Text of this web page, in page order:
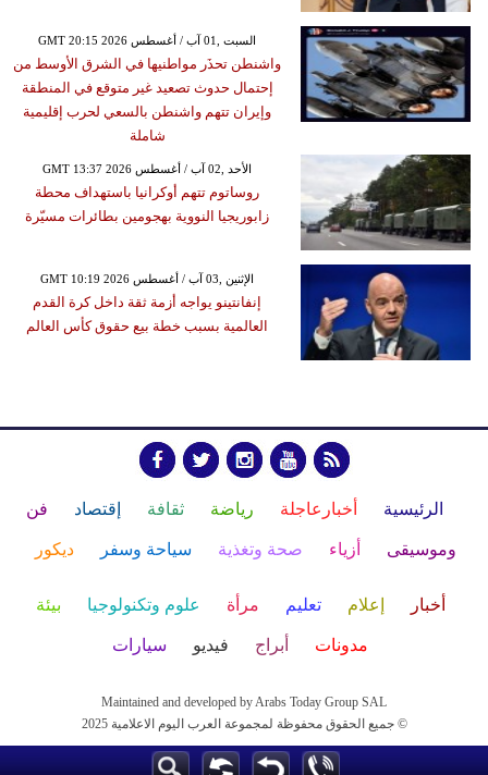
GMT 20:15 2026 السبت ,01 آب / أغسطس
واشنطن تحذَر مواطنيها في الشرق الأوسط من
إحتمال حدوث تصعيد غير متوقع في المنطقة
وإيران تتهم واشنطن بالسعي لحرب إقليمية
شاملة
GMT 13:37 2026 الأحد ,02 آب / أغسطس
روساتوم تتهم أوكرانيا باستهداف محطة
زابوريجيا النووية بهجومين بطائرات مسيّرة
GMT 10:19 2026 الإثنين ,03 آب / أغسطس
إنفانتينو يواجه أزمة ثقة داخل كرة القدم
العالمية بسبب خطة بيع حقوق كأس العالم
الرئيسية أخبارعاجلة رياضة ثقافة إقتصاد فن
وموسيقى أزياء صحة وتغذية سياحة وسفر ديكور
أخبار إعلام تعليم مرأة علوم وتكنولوجيا بيئة
مدونات أبراج فيديو سيارات
Maintained and developed by Arabs Today Group SAL
جميع الحقوق محفوظة لمجموعة العرب اليوم الاعلامية 2025 ©